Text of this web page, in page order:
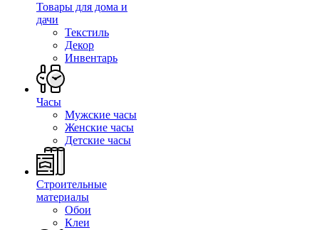
Товары для дома и
дачи
Текстиль
Декор
Инвентарь
Часы
Мужские часы
Женские часы
Детские часы
Строительные
материалы
Обои
Клеи